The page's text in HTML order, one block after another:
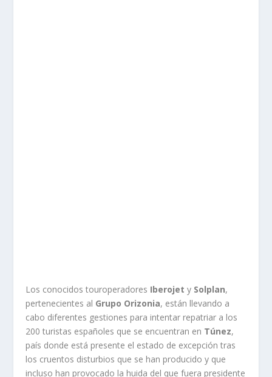
Los conocidos touroperadores Iberojety Solplan,
pertenecientes al Grupo Orizonia, están llevando a
cabo diferentes gestiones para intentar repatriar a los
200 turistas españoles que se encuentran en Túnez,
país donde está presente el estado de excepción tras
los cruentos disturbios que se han producido y que
incluso han provocado la huida del que fuera presidente